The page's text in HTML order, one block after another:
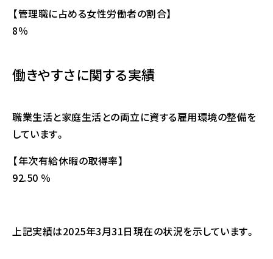
【管理職に占める女性労働者の割合】
8％
働きやすさに関する実績
職業生活と家庭生活との両立に資する雇用環境の整備を
しています。
【年次有給休暇の取得率】
92.50 ％
上記実績は2025年3月31日現在の状況を示しています。